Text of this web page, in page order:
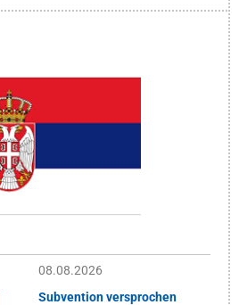
08.08.2026
Subvention versprochen